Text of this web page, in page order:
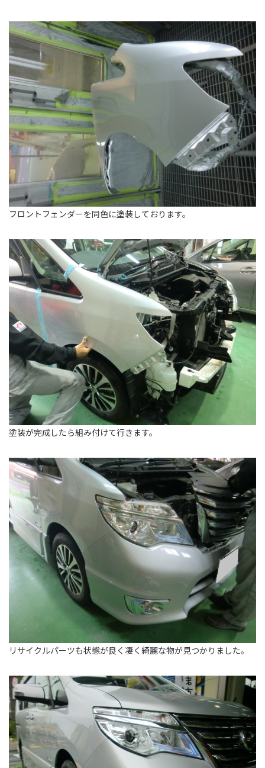
フロントフェンダーを同色に塗装しております。
塗装が完成したら組み付けて行きます。
リサイクルパーツも状態が良く凄く綺麗な物が見つかりました。